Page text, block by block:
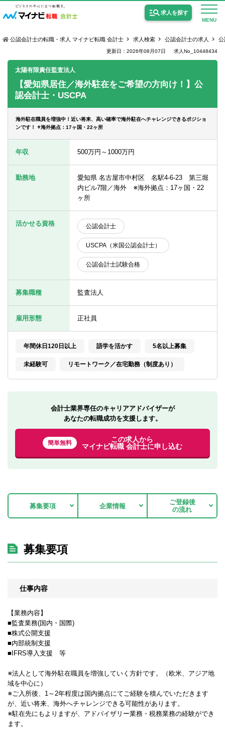
MENU
求人を探す
監査法人の求人
USCPA（米国公認会計士）の求人
女性会計士の転職
個別転職相談会・セミナー
転職お役立ち情報
ご利用ガイド
非公開求人とは？
公認会計士の転職・求人 マイナビ転職 会計士 求人検索 公認会計士の求人 公
更新日：2026年08月07日 求人No_10448434
太陽有限責任監査法人
【愛知県居住／海外駐在をご希望の方向け！】公
認会計士・USCPA
海外駐在職員を増強中！近い将来、高い確率で海外駐在へチャレンジできるポジショ
ンです！ ※海外拠点：17ヶ国・22ヶ所
年収 500万円～1000万円
勤務地
愛知県 名古屋市中村区 名駅4-6-23 第三堀
内ビル7階／海外 ※海外拠点：17ヶ国・22
ヶ所
活かせる資格 公認会計士
USCPA（米国公認会計士）
公認会計士試験合格
募集職種 監査法人
雇用形態 正社員
年間休日120日以上 語学を活かす 5名以上募集
未経験可 リモートワーク／在宅勤務（制度あり）
会計士業界専任のキャリアアドバイザーが
あなたの転職成功を支援します。
簡単無料
この求人から
マイナビ転職 会計士に申し込む
募集要項 企業情報
ご登録後
の流れ
募集要項
仕事内容
【業務内容】
■監査業務(国内・国際)
■株式公開支援
■内部統制支援
■IFRS導入支援 等
※法人として海外駐在職員を増強していく方針です。（欧米、アジア地
域を中心に）
※ご入所後、1～2年程度は国内拠点にてご経験を積んでいただきます
が、近い将来、海外へチャレンジできる可能性があります。
※駐在先にもよりますが、アドバイザリー業務・税務業務の経験ができ
ます。